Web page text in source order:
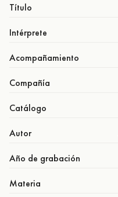
Título
Intérprete
Acompañamiento
Compañía
Catálogo
Autor
Año de grabación
Materia